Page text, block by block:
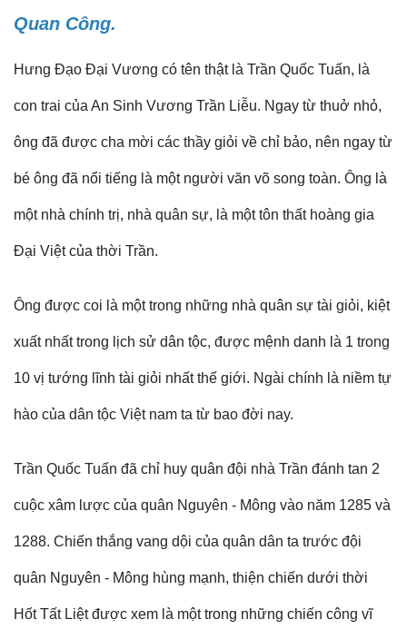
Quan Công.
Hưng Đạo Đại Vương có tên thật là Trần Quốc Tuấn, là
con trai của An Sinh Vương Trần Liễu. Ngay từ thuở nhỏ,
ông đã được cha mời các thầy giỏi về chỉ bảo, nên ngay từ
bé ông đã nổi tiếng là một người văn võ song toàn. Ông là
một nhà chính trị, nhà quân sự, là một tôn thất hoàng gia
Đại Việt của thời Trần.
Ông được coi là một trong những nhà quân sự tài giỏi, kiệt
xuất nhất trong lịch sử dân tộc, được mệnh danh là 1 trong
10 vị tướng lĩnh tài giỏi nhất thế giới. Ngài chính là niềm tự
hào của dân tộc Việt nam ta từ bao đời nay.
Trần Quốc Tuấn đã chỉ huy quân đội nhà Trần đánh tan 2
cuộc xâm lược của quân Nguyên - Mông vào năm 1285 và
1288. Chiến thắng vang dội của quân dân ta trước đội
quân Nguyên - Mông hùng mạnh, thiện chiến dưới thời
Hốt Tất Liệt được xem là một trong những chiến công vĩ